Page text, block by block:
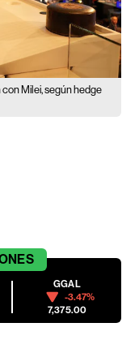
Milei, según hedge
GGAL
-3.47%
7,375.00